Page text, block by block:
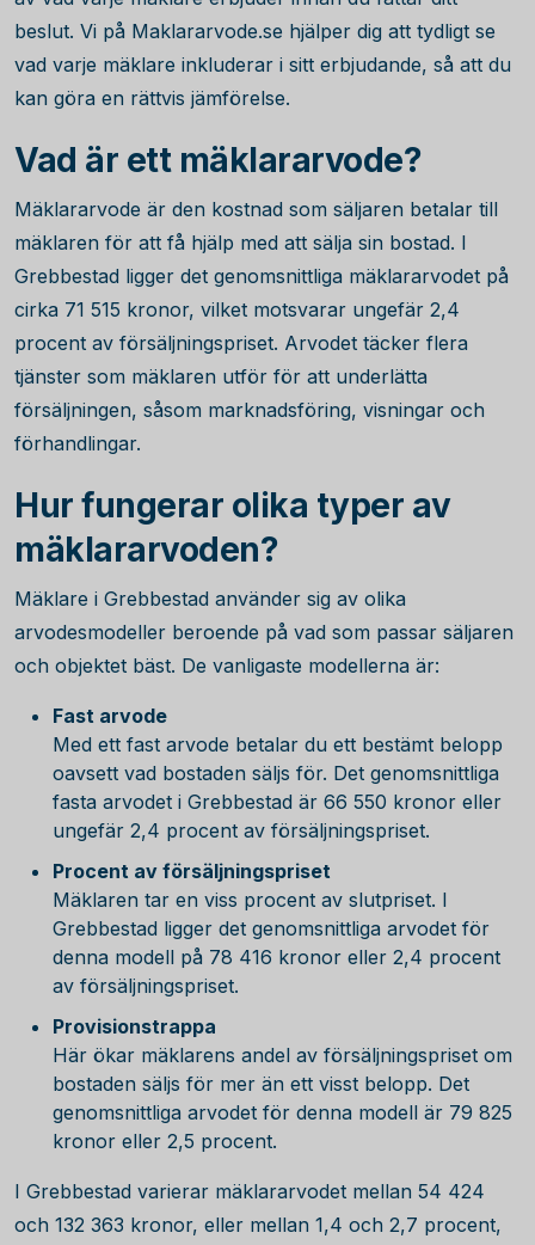
beslut. Vi på Maklararvode.se hjälper dig att tydligt se
vad varje mäklare inkluderar i sitt erbjudande, så att du
kan göra en rättvis jämförelse.
Vad är ett mäklararvode?
Mäklararvode är den kostnad som säljaren betalar till
mäklaren för att få hjälp med att sälja sin bostad. I
Grebbestad ligger det genomsnittliga mäklararvodet på
cirka 71 515 kronor, vilket motsvarar ungefär 2,4
procent av försäljningspriset. Arvodet täcker flera
tjänster som mäklaren utför för att underlätta
försäljningen, såsom marknadsföring, visningar och
förhandlingar.
Hur fungerar olika typer av
mäklararvoden?
Mäklare i Grebbestad använder sig av olika
arvodesmodeller beroende på vad som passar säljaren
och objektet bäst. De vanligaste modellerna är:
Fast arvode
Med ett fast arvode betalar du ett bestämt belopp
oavsett vad bostaden säljs för. Det genomsnittliga
fasta arvodet i Grebbestad är 66 550 kronor eller
ungefär 2,4 procent av försäljningspriset.
Procent av försäljningspriset
Mäklaren tar en viss procent av slutpriset. I
Grebbestad ligger det genomsnittliga arvodet för
denna modell på 78 416 kronor eller 2,4 procent
av försäljningspriset.
Provisionstrappa
Här ökar mäklarens andel av försäljningspriset om
bostaden säljs för mer än ett visst belopp. Det
genomsnittliga arvodet för denna modell är 79 825
kronor eller 2,5 procent.
I Grebbestad varierar mäklararvodet mellan 54 424
och 132 363 kronor, eller mellan 1,4 och 2,7 procent,